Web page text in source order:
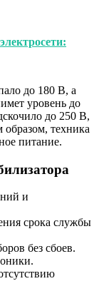
до 180 В, а
уровень до
до 250 В,
техника
питание.
и
срока службы
без сбоев.